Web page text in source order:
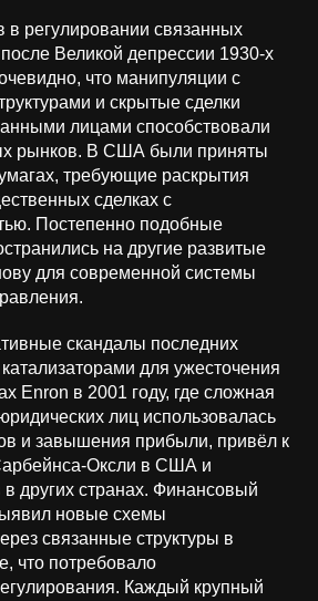
регулировании связанных
Великой депрессии 1930-х
что манипуляции с
и скрытые сделки
лицами способствовали
рынков. В США были приняты
требующие раскрытия
сделках с
Постепенно подобные
на другие развитые
для современной системы
скандалы последних
для ужесточения
Enron в 2001 году, где сложная
лиц использовалась
и завышения прибыли, привёл к
Оксли в США и
в других странах. Финансовый
новые схемы
связанные структуры в
что потребовало
Каждый крупный